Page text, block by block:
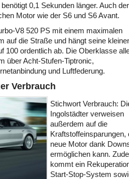
0,1 Sekunden länger. Auch
Motor wie der S6 und S6 Avant.
V8 520 PS mit einem maximalen
auf die Straße und hängt seine
100 ordentlich ab. Die Oberklasse
über Acht-Stufen-Tiptronic,
und Luftfederung.
Verbrauch
Stichwort Verbrauch:
Ingolstädter verweisen
außerdem auf die
Kraftstoffeinsparungen,
neue Motor dank
ermöglichen kann.
kommt ein
Start-Stop-System